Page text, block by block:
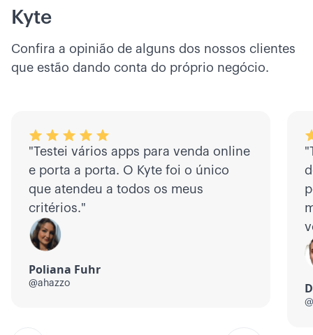
Kyte
Confira a opinião de alguns dos nossos clientes
que estão dando conta do próprio negócio.
"Testei vários apps para venda online
e porta a porta. O Kyte foi o único
que atendeu a todos os meus
critérios."
Poliana Fuhr
@ahazzo